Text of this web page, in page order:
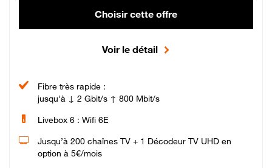
Choisir cette offre
Voir le détail
Fibre très rapide :
jusqu'à ↓ 2 Gbit/s ↑ 800 Mbit/s
Livebox 6 : Wifi 6E
Jusqu’à 200 chaînes TV + 1 Décodeur TV UHD en
option à 5€/mois